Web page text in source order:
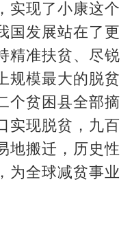
现了小康这个
国发展站在了更
精准扶贫、尽锐
规模最大的脱贫
个贫困县全部摘
实现脱贫，九百
地搬迁，历史性
为全球减贫事业